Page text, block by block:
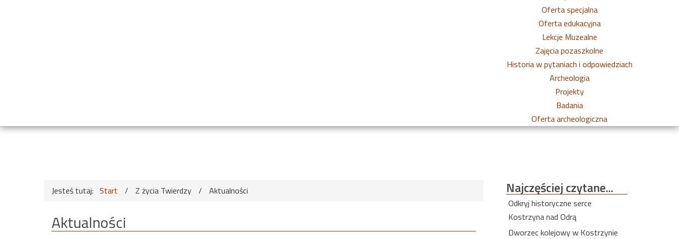
Oferta specjalna
Oferta edukacyjna
Lekcje Muzealne
Zajęcia pozaszkolne
Historia w pytaniach i odpowiedziach
Archeologia
Projekty
Badania
Oferta archeologiczna
Jesteś tutaj: Start / Z życia Twierdzy / Aktualności
Aktualności
Najczęściejczytane...
Odkryj historyczne serce
Kostrzyna nad Odrą
Dworzec kolejowy w Kostrzynie